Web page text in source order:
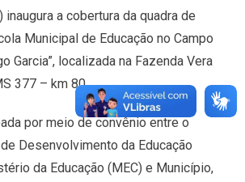
inaugura a cobertura da quadra de
Municipal de Educação no Campo
Garcia”, localizada na Fazenda Vera
377 – km 80.
por meio de convênio entre o
Desenvolvimento da Educação
da Educação (MEC) e Município,